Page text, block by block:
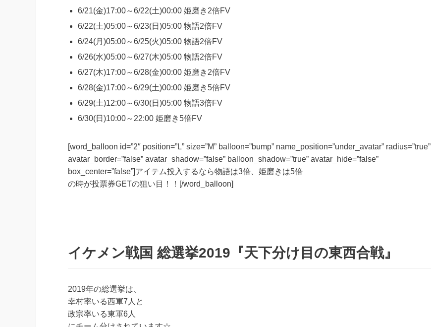
6/21(金)17:00～6/22(土)00:00 姫磨き2倍FV
6/22(土)05:00～6/23(日)05:00 物語2倍FV
6/24(月)05:00～6/25(火)05:00 物語2倍FV
6/26(水)05:00～6/27(木)05:00 物語2倍FV
6/27(木)17:00～6/28(金)00:00 姫磨き2倍FV
6/28(金)17:00～6/29(土)00:00 姫磨き5倍FV
6/29(土)12:00～6/30(日)05:00 物語3倍FV
6/30(日)10:00～22:00 姫磨き5倍FV
[word_balloon id=”2″ position=”L” size=”M” balloon=”bump” name_position=”under_avatar” radius=”true”
avatar_border=”false” avatar_shadow=”false” balloon_shadow=”true” avatar_hide=”false”
box_center=”false”]アイテム投入するなら物語は3倍、姫磨きは5倍
の時が投票券GETの狙い目！！[/word_balloon]
イケメン戦国 総選挙2019『天下分け目の東西合戦』
2019年の総選挙は、
幸村率いる西軍7人と
政宗率いる東軍6人